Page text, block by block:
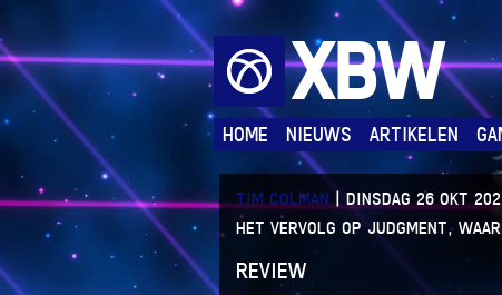
XBW
HOME NIEUWS ARTIKELEN
TIM COLMAN |DINSDAG 26 OKT
HET VERVOLG OP JUDGMENT,
REVIEW